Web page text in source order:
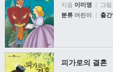
지음 이미영 그림
분류 어린이 | 출간
피가로의 결혼